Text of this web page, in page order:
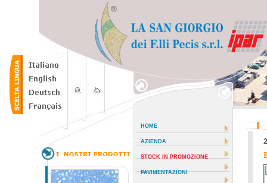
HOME
AZIENDA
STOCK IN PROMOZIONE
PAVIMENTAZIONI